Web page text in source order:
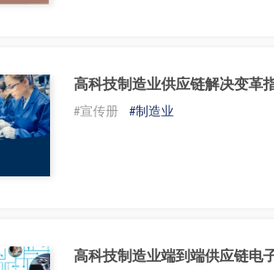
高科技制造业供应链解决变革
#宣传册 #制造业
高科技制造业端到端供应链电